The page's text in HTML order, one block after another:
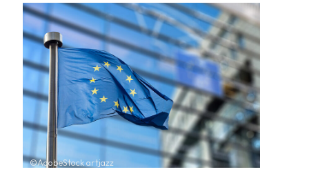
©AdobeStock artjazz